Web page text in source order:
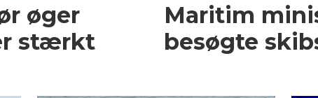
øger
stærkt
Maritim
besøgte